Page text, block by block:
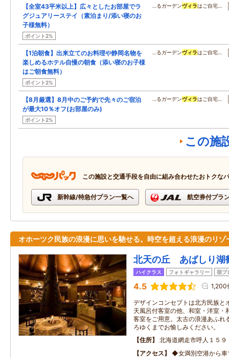
【全室43平米以上】広々としたお部屋でラ
グジュアリーステイ（素泊まり/添い寝のお
子様無料）
ポイント2%
…るガーデンヴィラはご自宅…
【1泊朝食】出来立てのお料理や静岡名物を
楽しめるホテル自慢の朝食（添い寝のお子様
はご朝食無料）
ポイント2%
…るガーデンヴィラはご自宅…
【8月厳選】8月中のご予約で先々のご宿泊
が最大10％オフ(お部屋のみ)
ポイント2%
…るガーデンヴィラはご自宅…
この施
この施設と交通手段を自由に組み合わせたおトクな
新幹線/特急付プラン一覧へ 航空券付プラ
オホーツク民族の浪漫に思いを馳せる。時空を超える浪漫のリゾ
北天の丘 あばしり湖
ハイクラス フォトギャラリー 宿ブ
4.5 1,200
デザインコンセプトは北方民族と
天風呂付客室の他、和室・洋室・
客室をご用意。太古の浪漫あふれ
ろゆくまでお愉しみください。
住所
北海道網走市呼人１５９
アクセス
◆女満別空港から